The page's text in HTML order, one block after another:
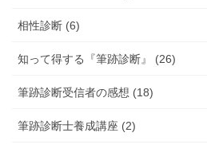
相性診断 (6)
知って得する『筆跡診断』 (26)
筆跡診断受信者の感想 (18)
筆跡診断士養成講座 (2)